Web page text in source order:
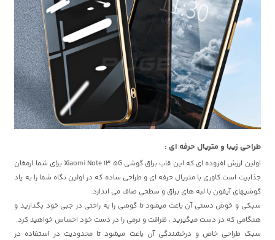
طراحی زیبا و متریال حرفه ای :
اولین ارزش افزوده ای که این قاب براق گوشی Xiaomi Note 13 5G برای شما ارمغان
جذابیت است.کاوری با متریال حرفه ای و طراحی ساده که در اولین نگاه شما را به یاد
گوشیهای آیفون با لبه های براق و سطحی صاف می اندازد.
سبکی و خوش دستی آن باعث میشود تا گوشی را به راحتی در جبی خود بگذارید و
هنگامی که در دست میگیرید ، ظرافت و نرمی را در دست خود احساس خواهید کرد.
سبک طراحی خاص و درخشندگی آن باعث میشود تا محدودیت در استفاده در